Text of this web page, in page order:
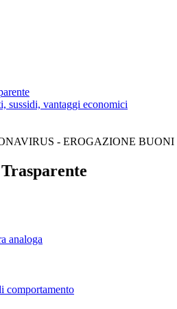
sussidi, vantaggi economici
- EROGAZIONE BUONI
analoga
comportamento